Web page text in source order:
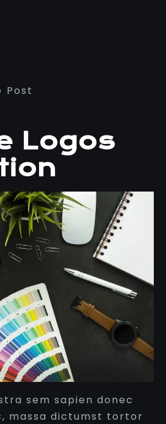
Post
Logos
sem sapien donec
massa dictumst tortor